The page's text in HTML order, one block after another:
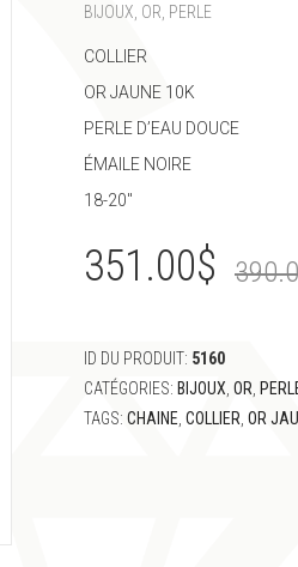
BIJOUX OR PERLE
COLLIER
OR JAUNE 10K
PERLE D’EAU DOUCE
ÉMAILE NOIRE
18-20″
351.00$
ID DU PRODUIT: 5160
CATÉGORIES: BIJOUX OR
TAGS: CHAINE COLLIER OR